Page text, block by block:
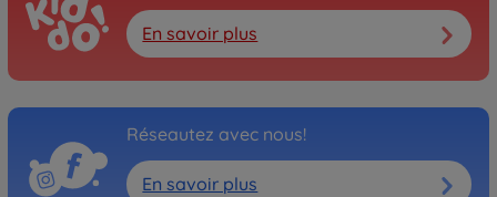
En savoir plus
Réseautez avec nous!
En savoir plus